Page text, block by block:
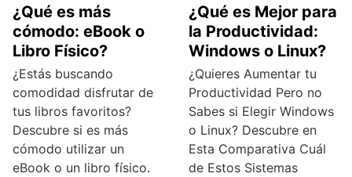
¿Qué es más
cómodo: eBook o
Libro Físico?
¿Estás buscando
comodidad disfrutar de
tus libros favoritos?
Descubre si es más
cómodo utilizar un
eBook o un libro físico.
¿Qué es Mejor para
la Productividad:
Windows o Linux?
¿Quieres Aumentar tu
Productividad Pero no
Sabes si Elegir Windows
o Linux? Descubre en
Esta Comparativa Cuál
de Estos Sistemas